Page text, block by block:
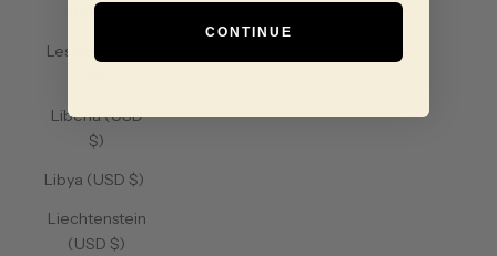
(USD $)
Lesotho (USD
Liberia (USD
$)
Libya (USD $)
Liechtenstein
(USD $)
CONTINUE